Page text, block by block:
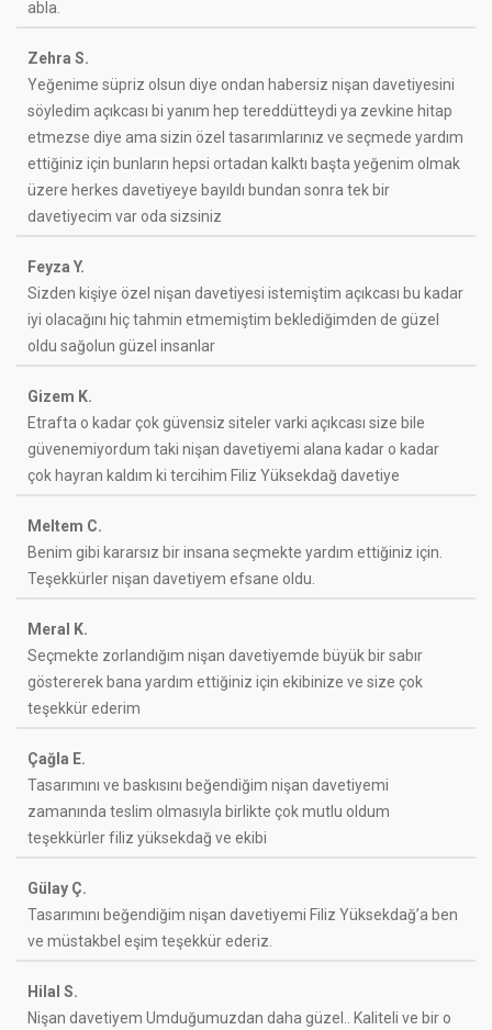
abla.
Zehra S.
Yeğenime süpriz olsun diye ondan habersiz nişan davetiyesini
söyledim açıkcası bi yanım hep tereddütteydi ya zevkine hitap
etmezse diye ama sizin özel tasarımlarınız ve seçmede yardım
ettiğiniz için bunların hepsi ortadan kalktı başta yeğenim olmak
üzere herkes davetiyeye bayıldı bundan sonra tek bir
davetiyecim var oda sizsiniz
Feyza Y.
Sizden kişiye özel nişan davetiyesi istemiştim açıkcası bu kadar
iyi olacağını hiç tahmin etmemiştim beklediğimden de güzel
oldu sağolun güzel insanlar
Gizem K.
Etrafta o kadar çok güvensiz siteler varki açıkcası size bile
güvenemiyordum taki nişan davetiyemi alana kadar o kadar
çok hayran kaldım ki tercihim Filiz Yüksekdağ davetiye
Meltem C.
Benim gibi kararsız bir insana seçmekte yardım ettiğiniz için.
Teşekkürler nişan davetiyem efsane oldu.
Meral K.
Seçmekte zorlandığım nişan davetiyemde büyük bir sabır
göstererek bana yardım ettiğiniz için ekibinize ve size çok
teşekkür ederim
Çağla E.
Tasarımını ve baskısını beğendiğim nişan davetiyemi
zamanında teslim olmasıyla birlikte çok mutlu oldum
teşekkürler filiz yüksekdağ ve ekibi
Gülay Ç.
Tasarımını beğendiğim nişan davetiyemi Filiz Yüksekdağ’a ben
ve müstakbel eşim teşekkür ederiz.
Hilal S.
Nişan davetiyem Umduğumuzdan daha güzel.. Kaliteli ve bir o